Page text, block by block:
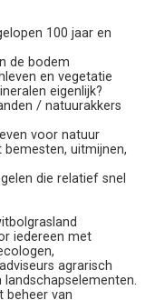
100 jaar en
de bodem
en vegetatie
eigenlijk?
/ natuurakkers
voor natuur
bemesten, uitmijnen,
die relatief snel
iedereen met
agrarisch
beheer van